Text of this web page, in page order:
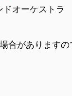
オーケストラ
合があります